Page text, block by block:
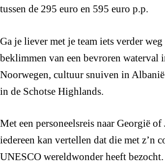
tussen de 295 euro en 595 euro p.p.
Ga je liever met je team iets verder
beklimmen van een bevroren
Noorwegen, cultuur snuiven in
in de Schotse Highlands.
Met een personeelsreis naar Georgië
iedereen kan vertellen dat die met z’n
UNESCO wereldwonder heeft